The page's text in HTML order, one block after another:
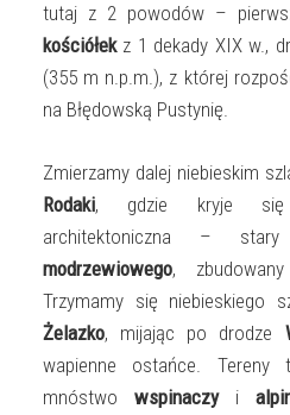
tutaj z 2 powodów –
kościółekz 1 dekady XIX w.,
(355 m n.p.m.), z której
na Błędowską Pustynię.
Zmierzamy dalej niebieskim
Rodaki, gdzie kryje się
architektoniczna –
modrzewiowego,
Trzymamy się niebieskiego
Żelazko, mijając po drodze
wapienne ostańce.
mnóstwo wspinaczy i